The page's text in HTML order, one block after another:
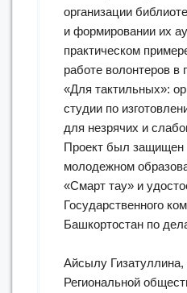
организации
и формировании их
практическом
работе волонтеров в
«Для тактильных»:
студии по
для незрячих и
Проект был защищен
молодежном
«Смарт тау» и
Государственного
Башкортостан по
Айсылу
Региональной